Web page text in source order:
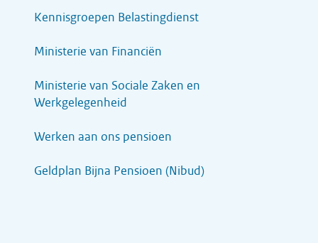
Kennisgroepen Belastingdienst
Ministerie van Financiën
Ministerie van Sociale Zaken en
Werkgelegenheid
Werken aan ons pensioen
Geldplan Bijna Pensioen (Nibud)